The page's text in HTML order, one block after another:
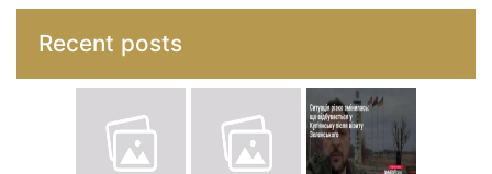
Recent posts